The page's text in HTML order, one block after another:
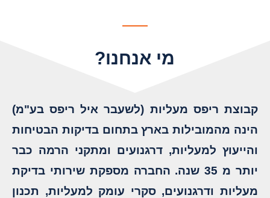
מי אנחנו?
קבוצת ריפס מעליות (לשעבר איל ריפס בע"מ)
הינה מהמובילות בארץ בתחום בדיקות הבטיחות
והייעוץ למעליות, דרגנועים ומתקני הרמה כבר
יותר מ 35 שנה. החברה מספקת שירותי בדיקת
מעליות ודרגנועים, סקרי עומק למעליות, תכנון